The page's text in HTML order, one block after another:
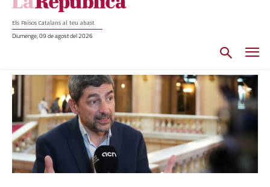
Els Països Catalans al teu abast
Diumenge, 09 de agost del 2026